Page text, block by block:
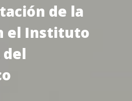
de la
el Instituto
del